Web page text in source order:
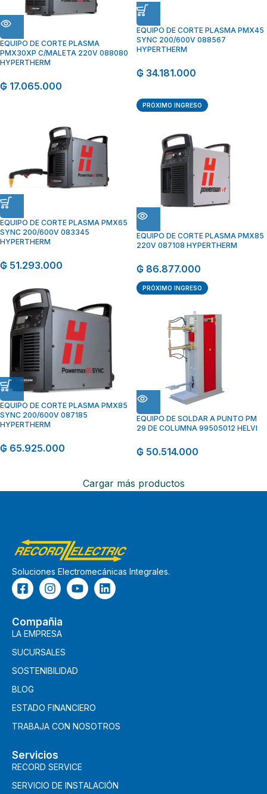
EQUIPO DE CORTE PLASMA
PMX30XP C/MALETA 220V 088080
HYPERTHERM
₲ 17.065.000
EQUIPO DE CORTE PLASMA PMX45
SYNC 200/600V 088567
HYPERTHERM
₲ 34.181.000
EQUIPO DE CORTE PLASMA PMX65
SYNC 200/600V 083345
HYPERTHERM
₲ 51.293.000
PRÓXIMO INGRESO
EQUIPO DE CORTE PLASMA PMX85
220V 087108 HYPERTHERM
₲ 86.877.000
EQUIPO DE CORTE PLASMA PMX85
SYNC 200/600V 087185
HYPERTHERM
₲ 65.925.000
PRÓXIMO INGRESO
EQUIPO DE SOLDAR A PUNTO PM
29 DE COLUMNA 99505012 HELVI
₲ 50.514.000
Cargar más productos
Soluciones Electromecánicas Integrales.
Compañia
LA EMPRESA
SUCURSALES
SOSTENIBILIDAD
BLOG
ESTADO FINANCIERO
TRABAJA CON NOSOTROS
Servicios
RECORD SERVICE
SERVICIO DE INSTALACIÓN